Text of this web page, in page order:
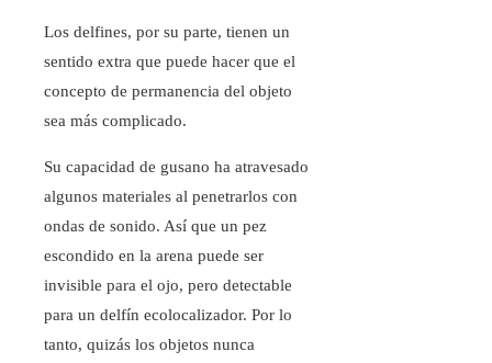
Los delfines, por su parte, tienen un
sentido extra que puede hacer que el
concepto de permanencia del objeto
sea más complicado.
Su capacidad de gusano ha atravesado
algunos materiales al penetrarlos con
ondas de sonido. Así que un pez
escondido en la arena puede ser
invisible para el ojo, pero detectable
para un delfín ecolocalizador. Por lo
tanto, quizás los objetos nunca